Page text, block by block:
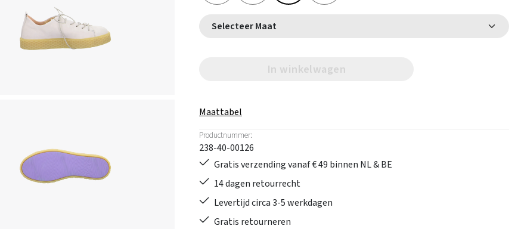
Selecteer Maat
In winkelwagen
Maattabel
Productnummer:
238-40-00126
Gratis verzending vanaf € 49 binnen NL & BE
14 dagen retourrecht
Levertijd circa 3-5 werkdagen
Gratis retourneren